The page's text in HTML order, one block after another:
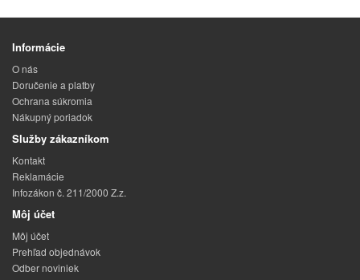
Informácie
O nás
Doručenie a platby
Ochrana súkromia
Nákupný poriadok
Služby zákazníkom
Kontakt
Reklamácie
Infozákon č. 211/2000 Z.z.
Môj účet
Môj účet
Prehľad objednávok
Odber noviniek